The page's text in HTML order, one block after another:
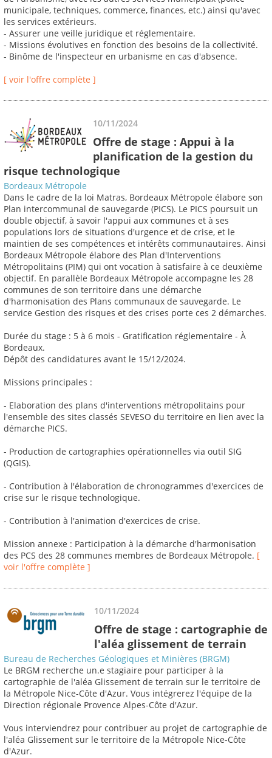
municipale, techniques, commerce, finances, etc.) ainsi qu'avec
les services extérieurs.
- Assurer une veille juridique et réglementaire.
- Missions évolutives en fonction des besoins de la collectivité.
- Binôme de l'inspecteur en urbanisme en cas d'absence.
[ voir l'offre complète ]
10/11/2024
Offre de stage : Appui à la
planification de la gestion du
risque technologique
Bordeaux Métropole
Dans le cadre de la loi Matras, Bordeaux Métropole élabore son
Plan intercommunal de sauvegarde (PICS). Le PICS poursuit un
double objectif, à savoir l'appui aux communes et à ses
populations lors de situations d'urgence et de crise, et le
maintien de ses compétences et intérêts communautaires. Ainsi
Bordeaux Métropole élabore des Plan d'Interventions
Métropolitains (PIM) qui ont vocation à satisfaire à ce deuxième
objectif. En parallèle Bordeaux Métropole accompagne les 28
communes de son territoire dans une démarche
d'harmonisation des Plans communaux de sauvegarde. Le
service Gestion des risques et des crises porte ces 2 démarches.
Durée du stage : 5 à 6 mois - Gratification réglementaire - À
Bordeaux.
Dépôt des candidatures avant le 15/12/2024.
Missions principales :
- Elaboration des plans d'interventions métropolitains pour
l'ensemble des sites classés SEVESO du territoire en lien avec la
démarche PICS.
- Production de cartographies opérationnelles via outil SIG
(QGIS).
- Contribution à l'élaboration de chronogrammes d'exercices de
crise sur le risque technologique.
- Contribution à l'animation d'exercices de crise.
Mission annexe : Participation à la démarche d'harmonisation
des PCS des 28 communes membres de Bordeaux Métropole. [
voir l'offre complète ]
10/11/2024
Offre de stage : cartographie de
l'aléa glissement de terrain
Bureau de Recherches Géologiques et Minières (BRGM)
Le BRGM recherche un.e stagiaire pour participer à la
cartographie de l'aléa Glissement de terrain sur le territoire de
la Métropole Nice-Côte d'Azur. Vous intégrerez l'équipe de la
Direction régionale Provence Alpes-Côte d'Azur.
Vous interviendrez pour contribuer au projet de cartographie de
l'aléa Glissement sur le territoire de la Métropole Nice-Côte
d'Azur.